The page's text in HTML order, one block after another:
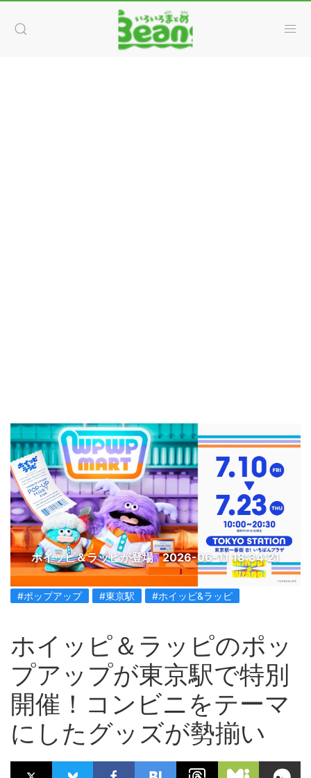
ホイッピ＆ラッピが登場 2026-06-11 18:34:21
#ポップアップ #東京駅 #ホイッピ&ラッピ
ホイッピ＆ラッピのポッ
プアップが東京駅で特別
開催！コンビニをテーマ
にしたグッズが勢揃い